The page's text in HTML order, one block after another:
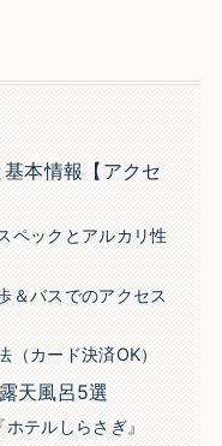
本情報【アクセ
ペックとアルカリ性
＆バスでのアクセス
（カード決済OK）
天風呂5選
テルしらさぎ』